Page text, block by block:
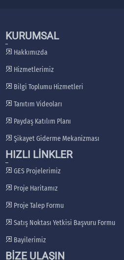
KURUMSAL
Hakkımızda
Hizmetlerimiz
Bilgi Toplumu Hizmetleri
Tanıtım Videoları
Paydaş Katılım Planı
Şikayet Giderme Mekanizması
HIZLI LİNKLER
GES Projelerimiz
Proje Haritamız
Proje Talep Formu
Satış Noktası Yetkisi Başvuru Formu
Bayilerimiz
BİZE ULAŞIN